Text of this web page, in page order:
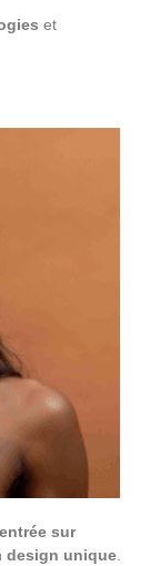
et
sur
design unique.